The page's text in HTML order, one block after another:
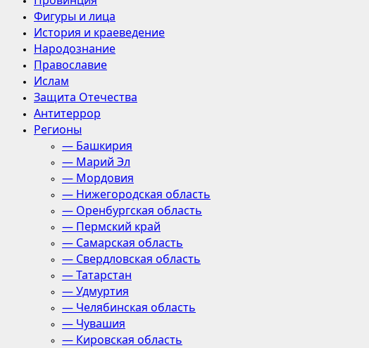
Фигуры и лица
История и краеведение
Народознание
Православие
Ислам
Защита Отечества
Антитеррор
Регионы
— Башкирия
— Марий Эл
— Мордовия
— Нижегородская область
— Оренбургская область
— Пермский край
— Самарская область
— Свердловская область
— Татарстан
— Удмуртия
— Челябинская область
— Чувашия
— Кировская область